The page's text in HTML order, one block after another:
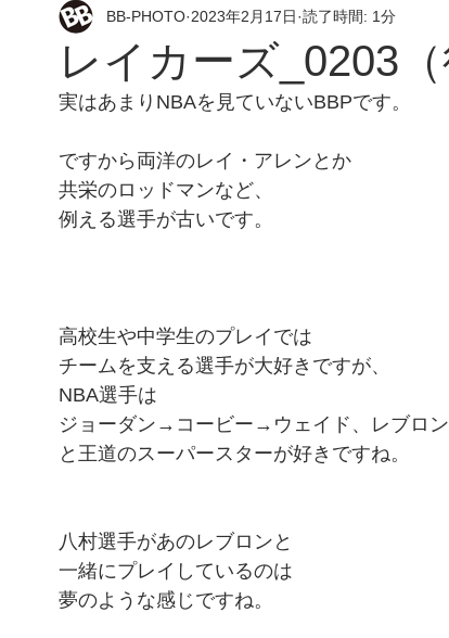
チーム紹介 GAMEレポート TEAMレポート バスケッ
レイカーズ_0203（
BB-PHOTO 2023年2月17日 読了時間: 1分
実はあまりNBAを見ていないBBPです。
ですから両洋のレイ・アレンとか
共栄のロッドマンなど、
例える選手が古いです。
高校生や中学生のプレイでは
チームを支える選手が大好きですが、
NBA選手は
ジョーダン→コービー→ウェイド、レブロン
と王道のスーパースターが好きですね。
八村選手があのレブロンと
一緒にプレイしているのは
夢のような感じですね。